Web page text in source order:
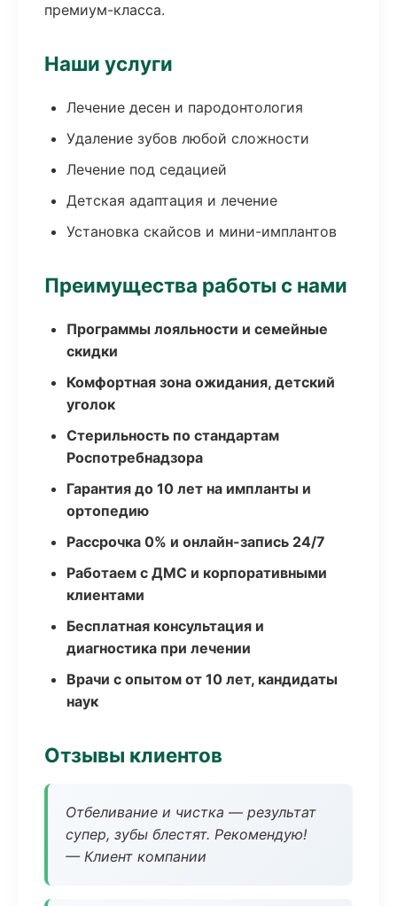
премиум-класса.
Наши услуги
Лечение десен и пародонтология
Удаление зубов любой сложности
Лечение под седацией
Детская адаптация и лечение
Установка скайсов и мини-имплантов
Преимущества работы с нами
Программы лояльности и семейные
скидки
Комфортная зона ожидания, детский
уголок
Стерильность по стандартам
Роспотребнадзора
Гарантия до 10 лет на импланты и
ортопедию
Рассрочка 0% и онлайн-запись 24/7
Работаем с ДМС и корпоративными
клиентами
Бесплатная консультация и
диагностика при лечении
Врачи с опытом от 10 лет, кандидаты
наук
Отзывы клиентов
Отбеливание и чистка — результат
супер, зубы блестят. Рекомендую!
— Клиент компании